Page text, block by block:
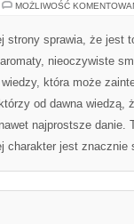
MOŻLIWOŚĆ
strony sprawia, że jest
nieoczywiste
która może
od dawna wiedzą,
najprostsze danie.
charakter jest